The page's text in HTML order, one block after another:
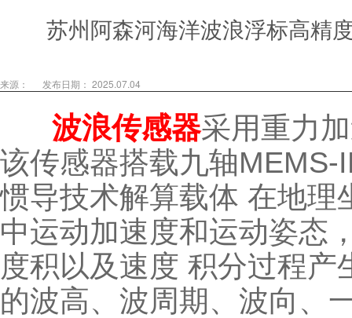
苏州阿森河海洋波浪浮标高精
来源： 发布日期： 2025.07.04
波浪传感器采用重力
该传感器搭载九轴MEMS-
惯导技术解算载体 在地理
中运动加速度和运动姿态
度积以及速度 积分过程
的波高、波周期、波向、